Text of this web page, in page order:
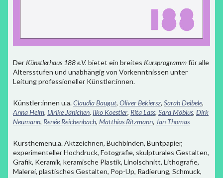
Der Künstlerhaus 188 e.V. bietet ein breites Kursprogrammfür alle
Altersstufen und unabhängig von Vorkenntnissen unter
Leitung professioneller Künstler:innen.
Künstler:innen u.a.Claudia Baugut, Oliver Bekiersz, Sarah Deibele,
Anna Helm, Ulrike Jänichen, Ilko Koestler, Rita Lass, Sara Möbius, Dirk
Neumann, Renée Reichenbach, Matthias Ritzmann, Jan Thomas
Kursthemenu.a. Aktzeichnen, Buchbinden, Buntpapier,
experimenteller Hochdruck, Fotografie, skulpturales Gestalten,
Grafik, Keramik, keramische Plastik, Linolschnitt, Lithografie,
Malerei, plastisches Gestalten, Pop-Up, Radierung, Schmuck,